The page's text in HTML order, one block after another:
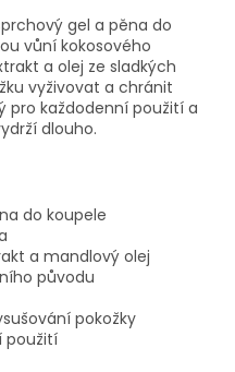
gel a pěna do
vůní kokosového
a olej ze sladkých
vyživovat a chránit
pro každodenní použití a
dlouho.
do koupele
a mandlový olej
původu
pokožky
použití